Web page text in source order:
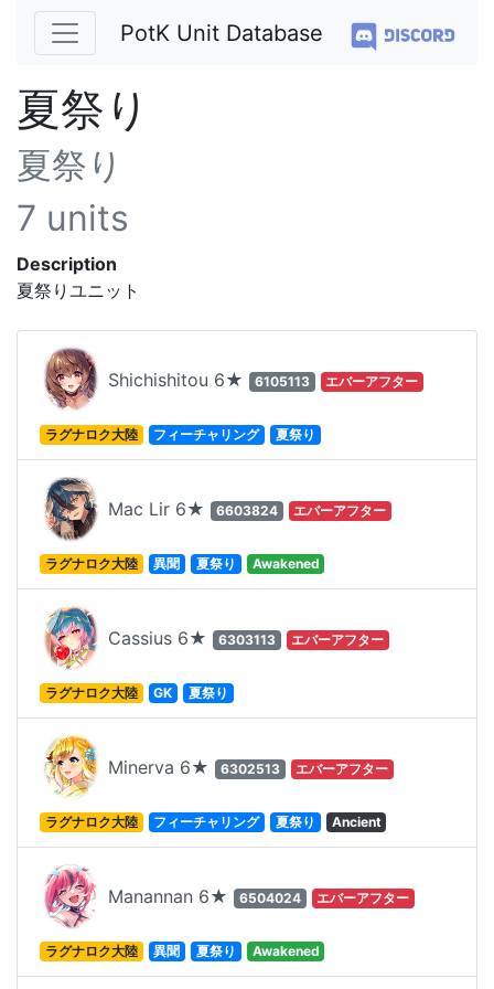
PotK Unit Database
夏祭り
夏祭り
7 units
Description
夏祭りユニット
Shichishitou 6★ 6105113 エバーアフター
ラグナロク大陸 フィーチャリング 夏祭り
Mac Lir 6★ 6603824 エバーアフター
ラグナロク大陸 異聞 夏祭り Awakened
Cassius 6★ 6303113 エバーアフター
ラグナロク大陸 GK 夏祭り
Minerva 6★ 6302513 エバーアフター
ラグナロク大陸 フィーチャリング 夏祭り Ancient
Manannan 6★ 6504024 エバーアフター
ラグナロク大陸 異聞 夏祭り Awakened